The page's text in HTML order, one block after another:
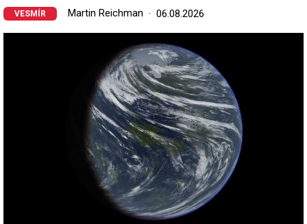
VESMÍR Martin Reichman 06.08.2026